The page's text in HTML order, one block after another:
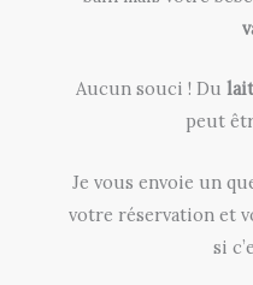
Aucun souci ! Du
peut
Je vous envoie un
votre réservation et
si